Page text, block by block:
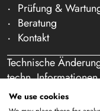
Prüfung &
Beratung
Kontakt
Technische
techn.
Schreibfehler
ausschließlich an
We use cookies